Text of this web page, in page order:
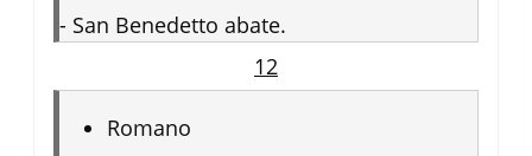
- San Benedetto abate.
12
Romano